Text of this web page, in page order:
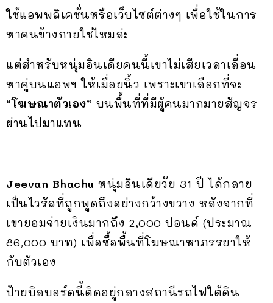
ใช้แอพพลิเคชั่นหรือเว็บไซต์ต่างๆ เพื่อใช้ในการ
หาคนข้างกายใช่ไหมล่ะ
แต่สำหรับหนุ่มอินเดียคนนี้เขาไม่เสียเวลาเลื่อน
หาคู่บนแอพฯ ให้เมื่อยนิ้ว เพราะเขาเลือกที่จะ
“โฆษณาตัวเอง” บนพื้นที่ที่มีผู้คนมากมายสัญจร
ผ่านไปมาแทน
Jeevan Bhachu หนุ่มอินเดียวัย 31 ปี ได้กลาย
เป็นไวรัลที่ถูกพูดถึงอย่างกว้างขวาง หลังจากที่
เขายอมจ่ายเงินมากถึง 2,000 ปอนด์ (ประมาณ
86,000 บาท) เพื่อซื้อพื้นที่โฆษณาหาภรรยาให้
กับตัวเอง
ป้ายบิลบอร์ดนี้ติดอยู่กลางสถานีรถไฟใต้ดิน